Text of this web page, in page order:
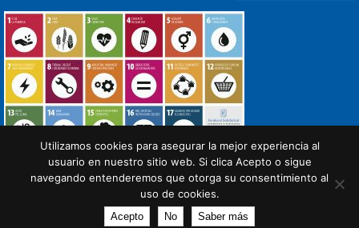
Utilizamos cookies para asegurar la mejor experiencia al
usuario en nuestro sitio web. Si clica Acepto o sigue
navegando entenderemos que otorga su consentimiento al
uso de cookies.
Acepto No Saber más